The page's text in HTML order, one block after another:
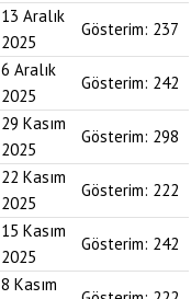
13 Aralık
2025
Gösterim: 237
6 Aralık
2025
Gösterim: 242
29 Kasım
2025
Gösterim: 298
22 Kasım
2025
Gösterim: 222
15 Kasım
2025
Gösterim: 242
8 Kasım